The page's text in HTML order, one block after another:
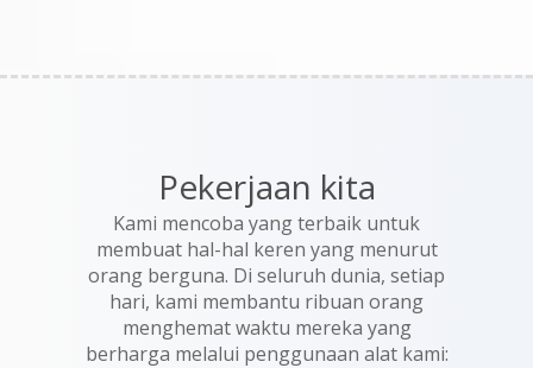
Pekerjaan kita
Kami mencoba yang terbaik untuk
membuat hal-hal keren yang menurut
orang berguna. Di seluruh dunia, setiap
hari, kami membantu ribuan orang
menghemat waktu mereka yang
berharga melalui penggunaan alat kami: